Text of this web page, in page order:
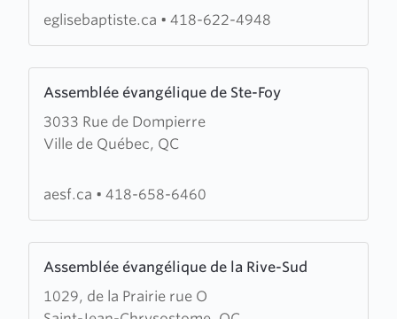
Charlesbourg
eglisebaptiste.ca • 418-622-4948
Assemblée évangélique de Ste-Foy
3033 Rue de Dompierre
Ville de Québec, QC
more
about
Assemblée
deaesf.ca • 418-658-6460
Assemblée évangélique de la Rive-Sud
1029, de la Prairie rue O
more
about